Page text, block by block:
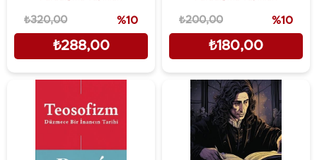
₺288,00
₺320,00 %10
₺180,00
₺200,00 %10